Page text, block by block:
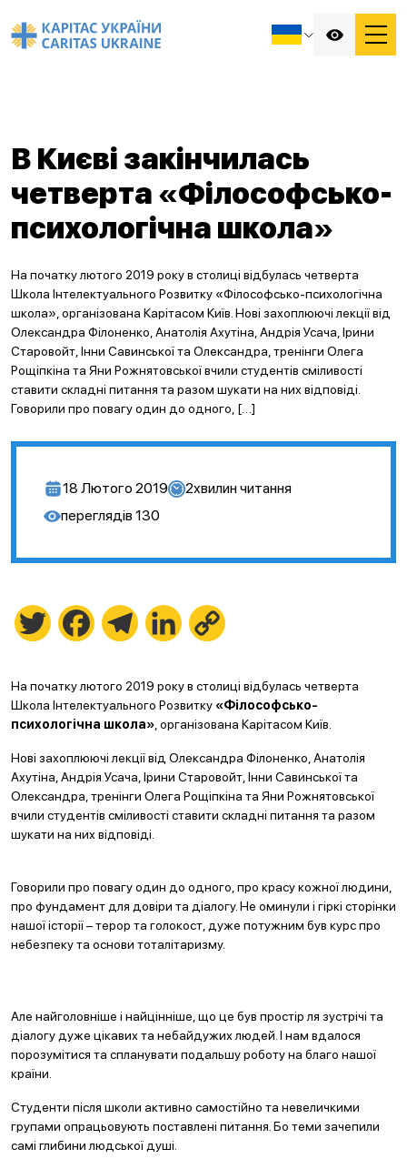
В Києві закінчилась
четверта «Філософсько-
психологічна школа»
На початку лютого 2019 року в столиці відбулась четверта
Школа Інтелектуального Розвитку «Філософсько-психологічна
школа», організована Карітасом Київ. Нові захоплюючі лекції від
Олександра Філоненко, Анатолія Ахутіна, Андрія Усача, Ірини
Старовойт, Інни Савинської та Олександра, тренінги Олега
Рощіпкіна та Яни Рожнятовської вчили студентів сміливості
ставити складні питання та разом шукати на них відповіді.
Говорили про повагу один до одного, […]
18 Лютого 2019 2хвилин читання
переглядів 130
Twitter FacebookTelegramLinkedIn
На початку лютого 2019 року в столиці відбулась четверта
Школа Інтелектуального Розвитку «Філософсько-
психологічна школа» , організована Карітасом Київ.
Нові захоплюючі лекції від Олександра Філоненко, Анатолія
Ахутіна, Андрія Усача, Ірини Старовойт, Інни Савинської та
Олександра, тренінги Олега Рощіпкіна та Яни Рожнятовської
вчили студентів сміливості ставити складні питання та разом
шукати на них відповіді.
Говорили про повагу один до одного, про красу кожної людини,
про фундамент для довіри та діалогу. Не оминули і гіркі сторінки
нашої історії – терор та голокост, дуже потужним був курс про
небезпеку та основи тоталітаризму.
Але найголовніше і найцінніше, що це був простір ля зустрічі та
діалогу дуже цікавих та небайдужих людей. І нам вдалося
порозумітися та спланувати подальшу роботу на благо нашої
країни.
Студенти після школи активно самостійно та невеличкими
групами опрацьовують поставлені питання. Бо теми зачепили
самі глибини людської душі.